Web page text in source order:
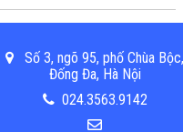
Số 3, ngõ 95, phố Chùa
Đống Đa, Hà Nội
024.3563.9142